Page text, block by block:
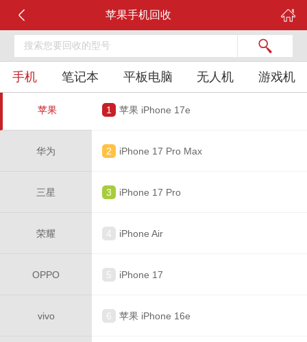
苹果手机回收
手机 笔记本 平板电脑 无人机 游戏机
苹果
华为
三星
荣耀
OPPO
vivo
1 苹果 iPhone 17e
2 iPhone 17 Pro Max
3 iPhone 17 Pro
4 iPhone Air
5 iPhone 17
6 苹果 iPhone 16e